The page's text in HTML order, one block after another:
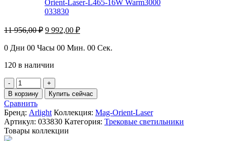
11 956,00₽ Первоначальная
составляла
956,00 ₽.
9 992,00 ₽Текущая
9
0 Дни 00 Часы 00 Мин. 00 Сек.
120 в наличии
Количество
товара
Трековый
светильник
Arlight
Mag-
Orient-
В корзину Купить сейчас
Сравнить
Бренд: Arlight Коллекция: Mag-Orient-Laser
Артикул: 033830 Категория: Трековые светильники
Товары коллекции